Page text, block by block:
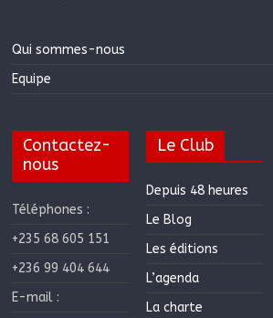
Qui sommes-nous
Equipe
Contactez-
nous
Téléphones :
+235 68 605 151
+236 99 404 644
E-mail :
Le Club
Depuis 48 heures
Le Blog
Les éditions
L’agenda
La charte